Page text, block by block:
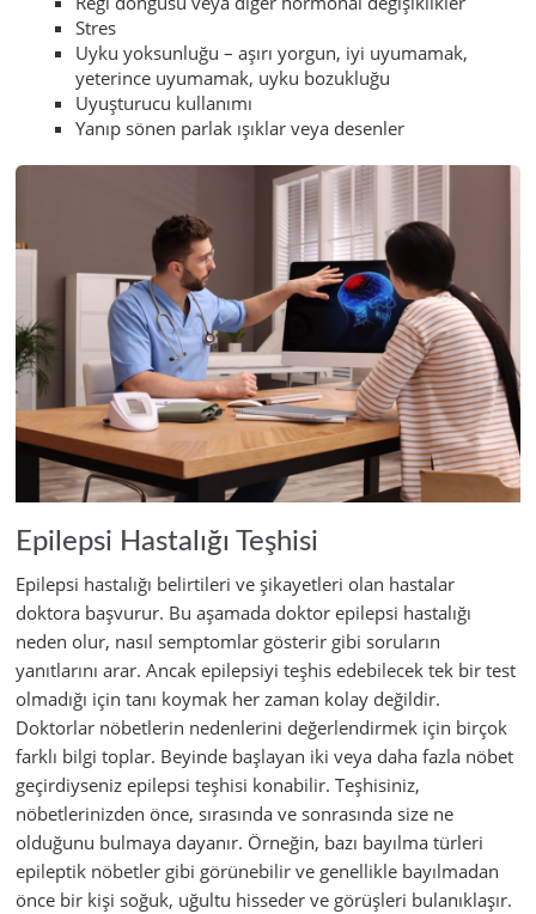
Stres
Uyku yoksunluğu – aşırı yorgun, iyi uyumamak,
yeterince uyumamak, uyku bozukluğu
Uyuşturucu kullanımı
Yanıp sönen parlak ışıklar veya desenler
Epilepsi Hastalığı Teşhisi
Epilepsi hastalığı belirtileri ve şikayetleri olan hastalar
doktora başvurur. Bu aşamada doktor epilepsi hastalığı
neden olur, nasıl semptomlar gösterir gibi soruların
yanıtlarını arar. Ancak epilepsiyi teşhis edebilecek tek bir test
olmadığı için tanı koymak her zaman kolay değildir.
Doktorlar nöbetlerin nedenlerini değerlendirmek için birçok
farklı bilgi toplar. Beyinde başlayan iki veya daha fazla nöbet
geçirdiyseniz epilepsi teşhisi konabilir. Teşhisiniz,
nöbetlerinizden önce, sırasında ve sonrasında size ne
olduğunu bulmaya dayanır. Örneğin, bazı bayılma türleri
epileptik nöbetler gibi görünebilir ve genellikle bayılmadan
önce bir kişi soğuk, uğultu hisseder ve görüşleri bulanıklaşır.